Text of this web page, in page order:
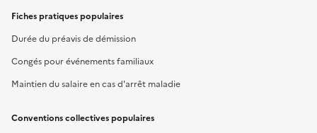
Fiches pratiques populaires
Durée du préavis de démission
Congés pour événements familiaux
Maintien du salaire en cas d'arrêt maladie
Conventions collectives populaires